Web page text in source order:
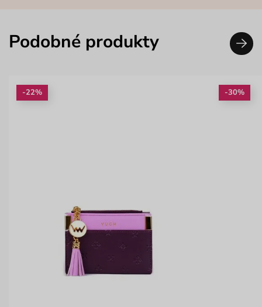
Podobné produkty
-22% -30%